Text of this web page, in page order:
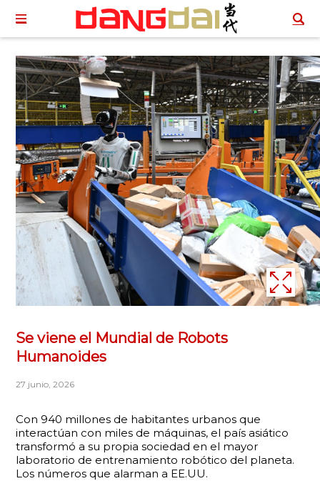
Se viene el Mundial de Robots
Humanoides
27 junio, 2026
Con 940 millones de habitantes urbanos que
interactúan con miles de máquinas, el país asiático
transformó a su propia sociedad en el mayor
laboratorio de entrenamiento robótico del planeta.
Los números que alarman a EE.UU.